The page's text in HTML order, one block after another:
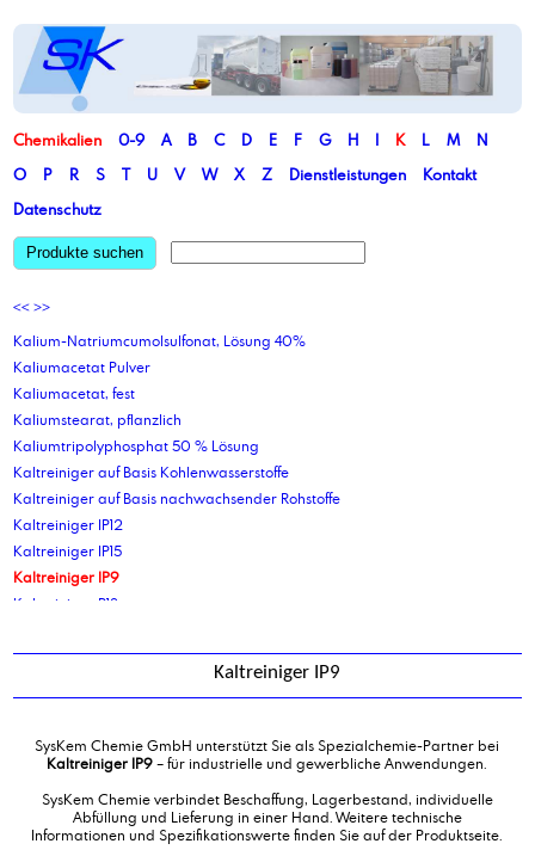
Chemikalien 0-9 A B C D E F G H I K L M
N
O
P R S T U V W X Z Dienstleistungen
Kontakt
Datenschutz
Produkte suchen
<< >>
Kalium-Natriumcumolsulfonat, Lösung 40%
Kaliumacetat Pulver
Kaliumacetat, fest
Kaliumstearat, pflanzlich
Kaliumtripolyphosphat 50 % Lösung
Kaltreiniger auf Basis Kohlenwasserstoffe
Kaltreiniger auf Basis nachwachsender Rohstoffe
Kaltreiniger IP12
Kaltreiniger IP15
Kaltreiniger IP9
Kaltreiniger P13
Kleinmengenlogistik
Kokosalkylaminethoxylat Type 10EO
Kokosölfettsäure, destilliert
Korrosionsschutzadditiv auf Dicarbonsäurebasis
Korrosionsschutzadditiv auf Triazolbasis
Kaltreiniger IP9
SysKem Chemie GmbH unterstützt Sie als Spezialchemie-Partner bei
Kaltreiniger IP9– für industrielle und gewerbliche Anwendungen.
SysKem Chemie verbindet Beschaffung, Lagerbestand, individuelle
Abfüllung und Lieferung in einer Hand. Weitere technische
Informationen und Spezifikationswerte finden Sie auf der Produktseite.